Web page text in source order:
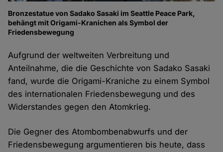
Bronzestatue von Sadako Sasaki im Seattle Peace Park,
behängt mit Origami-Kranichen als Symbol der
Friedensbewegung
Aufgrund der weltweiten Verbreitung und
Anteilnahme, die die Geschichte von Sadako Sasaki
fand, wurde die Origami-Kraniche zu einem Symbol
des internationalen Friedensbewegung und des
Widerstandes gegen den Atomkrieg.
Die Gegner des Atombombenabwurfs und der
Friedensbewegung argumentieren bis heute, dass